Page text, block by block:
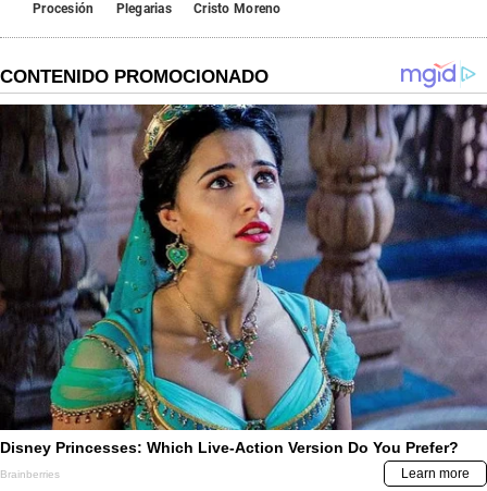
Procesión
Plegarias Cristo Moreno